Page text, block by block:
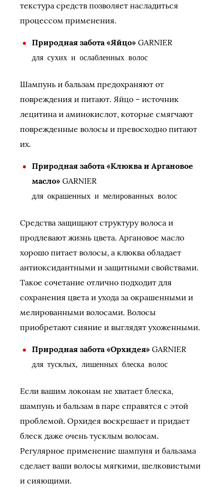
текстура средств позволяет насладиться
процессом применения.
Природная забота «Яйцо» GARNIER
для сухих и ослабленных волос
Шампунь и бальзам предохраняют от
повреждения и питают. Яйцо – источник
лецитина и аминокислот, которые смягчают
поврежденные волосы и превосходно питают
их.
Природная забота «Клюква и Аргановое
масло» GARNIER
для окрашенных и мелированных волос
Средства защищают структуру волоса и
продлевают жизнь цвета. Аргановое масло
хорошо питает волосы, а клюква обладает
антиоксидантными и защитными свойствами.
Такое сочетание отлично подходит для
сохранения цвета и ухода за окрашенными и
мелированными волосами. Волосы
приобретают сияние и выглядят ухоженными.
Природная забота «Орхидея» GARNIER
для тусклых, лишенных блеска волос
Если вашим локонам не хватает блеска,
шампунь и бальзам в паре справятся с этой
проблемой. Орхидея воскрешает и придает
блеск даже очень тусклым волосам.
Регулярное применение шампуня и бальзама
сделает ваши волосы мягкими, шелковистыми
и сияющими.